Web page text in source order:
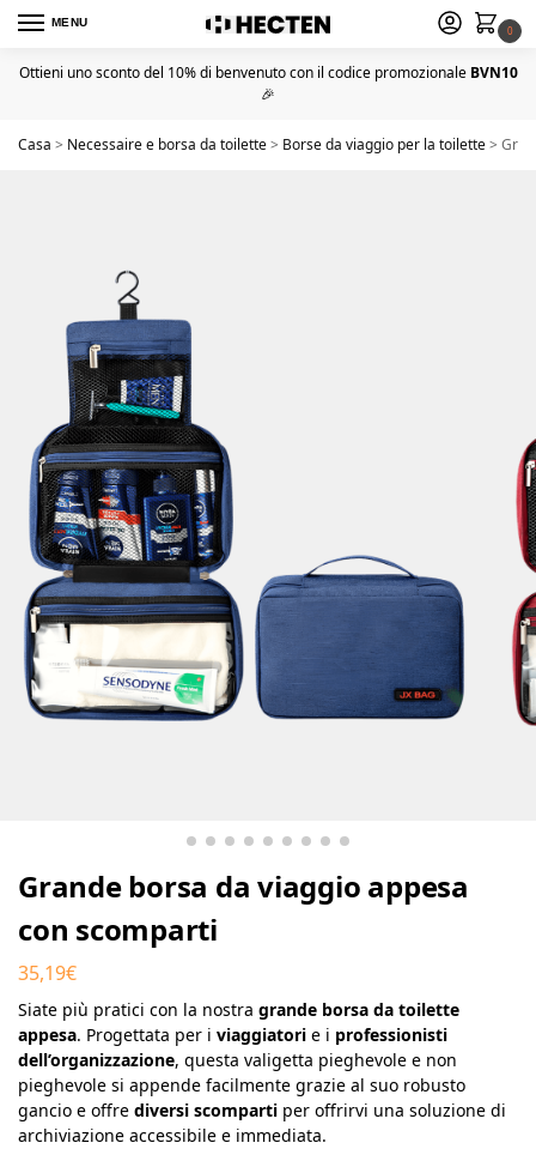
MENU
0
Ottieni uno sconto del 10% di benvenuto con il codice promozionale BVN10
🎉
Casa > Necessaire e borsa da toilette> Borse da viaggio per la toilette>
Grande borsa da viaggio appesa
con scomparti
35,19€
Siate più pratici con la nostra grande borsa da toilette
appesa. Progettata per i viaggiatori e i professionisti
dell’organizzazione, questa valigetta pieghevole e non
pieghevole si appende facilmente grazie al suo robusto
gancio e offre diversi scomparti per offrirvi una soluzione di
archiviazione accessibile e immediata.